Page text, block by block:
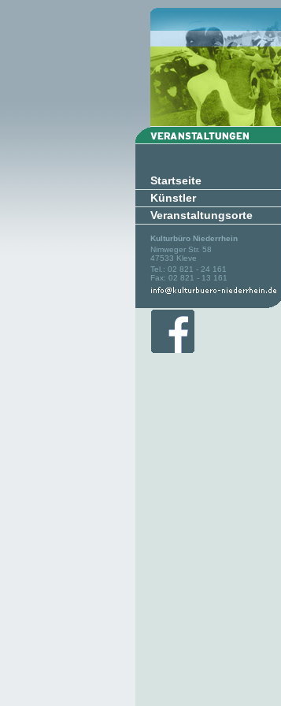
Startseite
Künstler
Veranstaltungsorte
Kulturbüro Niederrhein
Nimweger Str. 58
47533 Kleve
Tel.: 02 821 - 24 161
Fax: 02 821 - 13 161